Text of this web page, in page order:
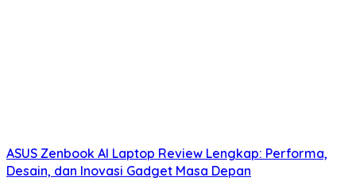
ASUS Zenbook AI Laptop Review Lengkap: Performa,
Desain, dan Inovasi Gadget Masa Depan